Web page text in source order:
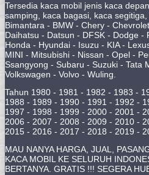
Tersedia kaca mobil jenis kaca
samping, kaca bagasi, kaca
Bimantara - BMW - Chery -
Daihatsu - Datsun - DFSK - Dodge -
Honda - Hyundai - Isuzu - KIA -
MINI - Mitsubishi - Nissan - Opel -
Ssangyong - Subaru - Suzuki - Tata
Volkswagen - Volvo - Wuling.
Tahun 1980 - 1981 - 1982 - 1983 -
1988 - 1989 - 1990 - 1991 - 1992 -
1997 - 1998 - 1999 - 2000 - 2001 -
2006 - 2007 - 2008 - 2009 - 2010 -
2015 - 2016 - 2017 - 2018 - 2019 -
MAU NANYA HARGA, JUAL,
KACA MOBIL KE SELURUH
BERTANYA. GRATIS !!! SEGERA